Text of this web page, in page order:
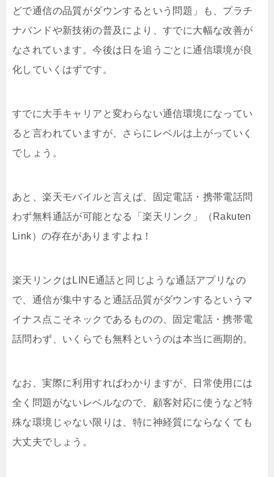
どで通信の品質がダウンするという問題」も、プラチ
ナバンドや新技術の普及により、すでに大幅な改善が
なされています。今後は日を追うごとに通信環境が良
化していくはずです。
すでに大手キャリアと変わらない通信環境になってい
ると言われていますが、さらにレベルは上がっていく
でしょう。
あと、楽天モバイルと言えば、固定電話・携帯電話問
わず無料通話が可能となる「楽天リンク」（Rakuten
Link）の存在がありますよね！
楽天リンクはLINE通話と同じような通話アプリなの
で、通信が集中すると通話品質がダウンするというマ
イナス点こそネックであるものの、固定電話・携帯電
話問わず、いくらでも無料というのは本当に画期的。
なお、実際に利用すればわかりますが、日常使用には
全く問題がないレベルなので、顧客対応に使うなど特
殊な環境じゃない限りは、特に神経質にならなくても
大丈夫でしょう。